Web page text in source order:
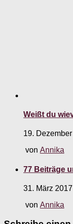
Weißt du
19.
von Annika
77 Beiträge
31. März 2017
von Annika